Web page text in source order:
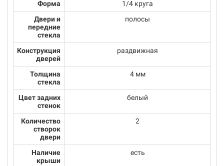
Форма
1/4 круга
Двери и
передние
стекла
полосы
Конструкция
дверей
раздвижная
Толщина
стекла
4 мм
Цвет задних
стенок
белый
Количество
створок
двери
2
Наличие
крыши
есть